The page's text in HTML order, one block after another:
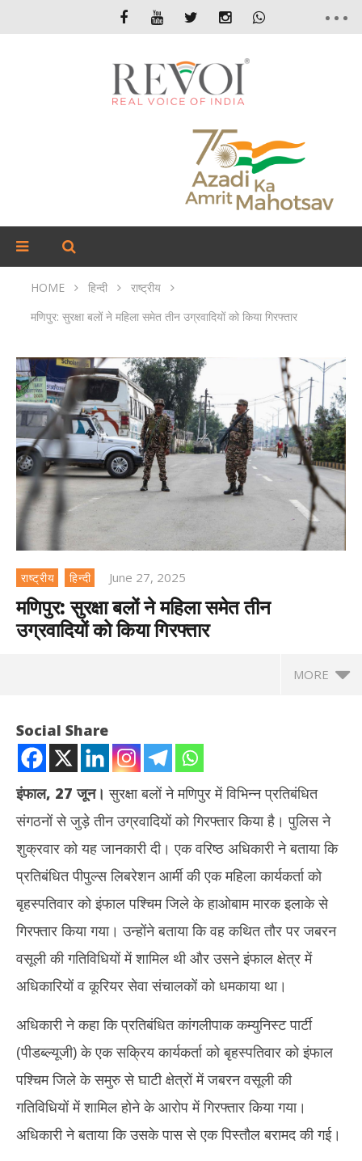
HOME हिन्दी
राष्ट्रीय
मणिपुर: सुरक्षा बलों ने महिला समेत तीन उग्रवादियों को किया गिरफ्तार
राष्ट्रीय हिन्दी June 27, 2025
मणिपुर: सुरक्षा बलों ने महिला समेत तीन
उग्रवादियों को किया गिरफ्तार
MORE
मणिपुर: सुरक्षा बलों ने महिला समेत तीन उग्रवादियों को किया गिरफ्तार
27,
Social Share
इंफाल, 27 जून। सुरक्षा बलों ने मणिपुर में विभिन्न प्रतिबंधित
संगठनों से जुड़े तीन उग्रवादियों को गिरफ्तार किया है। पुलिस ने
शुक्रवार को यह जानकारी दी। एक वरिष्ठ अधिकारी ने बताया कि
प्रतिबंधित पीपुल्स लिबरेशन आर्मी की एक महिला कार्यकर्ता को
बृहस्पतिवार को इंफाल पश्चिम जिले के हाओबाम मारक इलाके से
गिरफ्तार किया गया। उन्होंने बताया कि वह कथित तौर पर जबरन
वसूली की गतिविधियों में शामिल थी और उसने इंफाल क्षेत्र में
अधिकारियों व कूरियर सेवा संचालकों को धमकाया था।
अधिकारी ने कहा कि प्रतिबंधित कांगलीपाक कम्युनिस्ट पार्टी
(पीडब्ल्यूजी) के एक सक्रिय कार्यकर्ता को बृहस्पतिवार को इंफाल
पश्चिम जिले के समुरु से घाटी क्षेत्रों में जबरन वसूली की
गतिविधियों में शामिल होने के आरोप में गिरफ्तार किया गया।
अधिकारी ने बताया कि उसके पास से एक पिस्तौल बरामद की गई।